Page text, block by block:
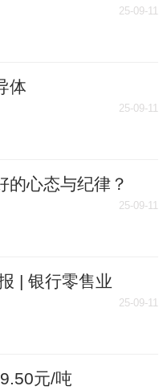
25-09-11
体
25-09-11
的心态与纪律？
25-09-11
| 银行零售业
25-09-11
元/吨